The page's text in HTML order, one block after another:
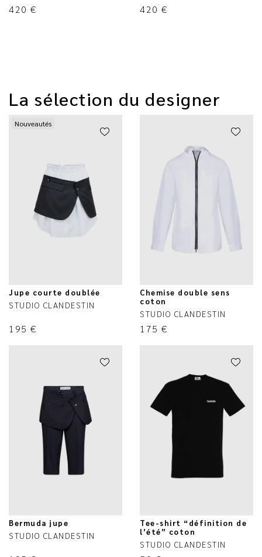
420 € 420 €
La sélection du designer
Nouveautés
Jupe courte doublée
STUDIO CLANDESTIN
195 €
Chemise double sens
coton
STUDIO CLANDESTIN
175 €
Bermuda jupe
STUDIO CLANDESTIN
Tee-shirt “définition de
l’été” coton
STUDIO CLANDESTIN